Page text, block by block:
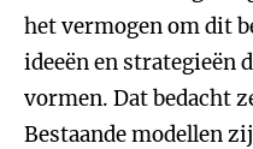
het vermogen om dit
ideeën en strategieën
vormen. Dat bedacht
Bestaande modellen